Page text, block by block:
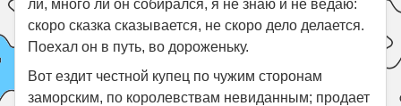
ли, много ли он собирался, я не знаю и не ведаю:
скоро сказка сказывается, не скоро дело делается.
Поехал он в путь, во дороженьку.
Вот ездит честной купец по чужим сторонам
заморским, по королевствам невиданным; продает